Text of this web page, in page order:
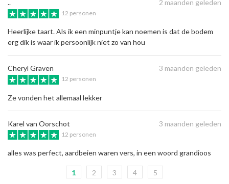
.. 2 maanden geleden
12 personen
Heerlijke taart. Als ik een minpuntje kan noemen is dat de bodem
erg dik is waar ik persoonlijk niet zo van hou
Cheryl Graven 3 maanden geleden
12 personen
Ze vonden het allemaal lekker
Karel van Oorschot 3 maanden geleden
12 personen
alles was perfect, aardbeien waren vers, in een woord grandioos
1 2 3 4 5